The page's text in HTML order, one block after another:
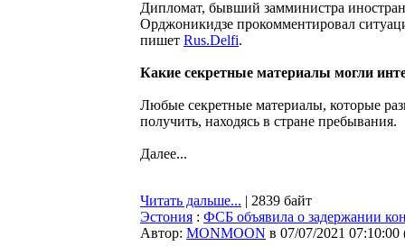
Дипломат, бывший замминистра
Орджоникидзе прокомментировал
пишет Rus.Delfi.
Какие секретные материалы могли
Любые секретные материалы, которые
получить, находясь в стране пребывания.
Далее...
Читать дальше... | 2839 байт
Эстония : ФСБ объявила о задержании
Автор: MONMOON в 07/07/2021 07:10:00